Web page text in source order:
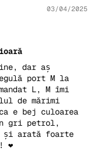
03/04/2025
dar aș
port M la
L, M îmi
de mărimi
e bej culoarea
gri petrol,
și arată foarte
❤️